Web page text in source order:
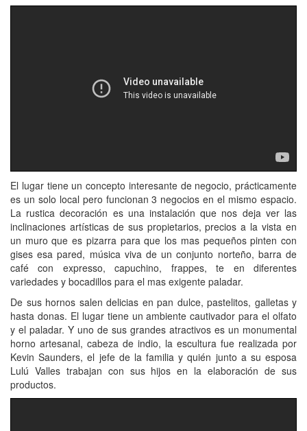
El lugar tiene un concepto interesante de negocio, prácticamente
es un solo local pero funcionan 3 negocios en el mismo espacio.
La rustica decoración es una instalación que nos deja ver las
inclinaciones artísticas de sus propietarios, precios a la vista en
un muro que es pizarra para que los mas pequeños pinten con
gises esa pared, música viva de un conjunto norteño, barra de
café con expresso, capuchino, frappes, te en diferentes
variedades y bocadillos para el mas exigente paladar.
De sus hornos salen delicias en pan dulce, pastelitos, galletas y
hasta donas. El lugar tiene un ambiente cautivador para el olfato
y el paladar. Y uno de sus grandes atractivos es un monumental
horno artesanal, cabeza de indio, la escultura fue realizada por
Kevin Saunders, el jefe de la familia y quién junto a su esposa
Lulú Valles trabajan con sus hijos en la elaboración de sus
productos.